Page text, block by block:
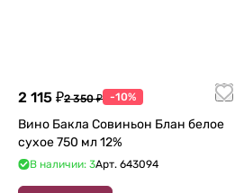
2 115 ₽2 350 ₽ -10%
Вино Бакла Совиньон Блан белое
сухое 750 мл 12%
В наличии: 3Арт. 643094